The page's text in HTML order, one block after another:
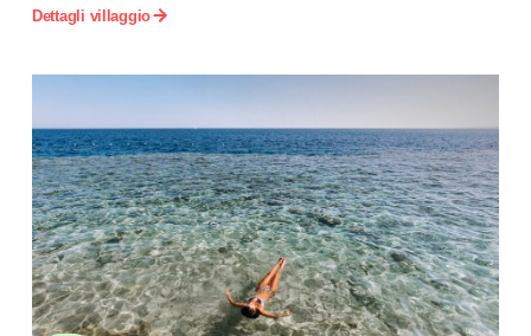
Dettagli villaggio